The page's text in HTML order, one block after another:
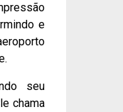
e
seu
chama